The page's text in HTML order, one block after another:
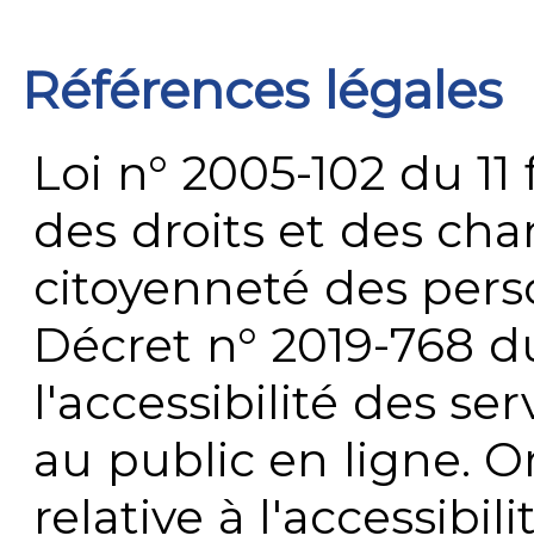
Références légales
Loi n° 2005-102 du
des droits et des
citoyenneté des
Décret n° 2019-768
l'accessibilité des
au public en ligne.
relative à